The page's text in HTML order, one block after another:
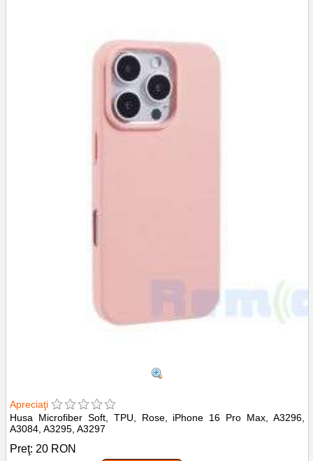
Apreciaţi
Husa Microfiber Soft, TPU, Rose, iPhone 16 Pro Max, A3296,
A3084, A3295, A3297
Preţ: 20 RON